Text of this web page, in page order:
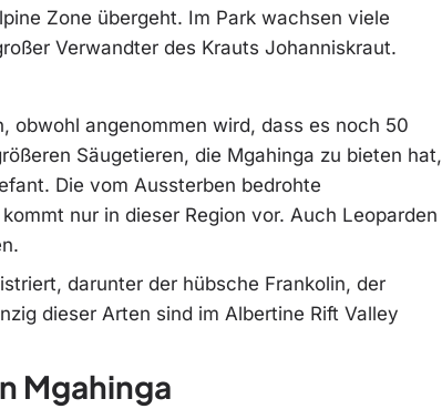
Zone übergeht. Im Park wachsen viele
Verwandter des Krauts Johanniskraut.
obwohl angenommen wird, dass es noch 50
Säugetieren, die Mgahinga zu bieten hat,
Die vom Aussterben bedrohte
nur in dieser Region vor. Auch Leoparden
darunter der hübsche Frankolin, der
dieser Arten sind im Albertine Rift Valley
Mgahinga